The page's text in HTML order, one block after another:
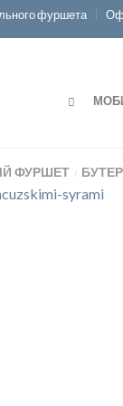
фуршета
ФУРШЕТ /